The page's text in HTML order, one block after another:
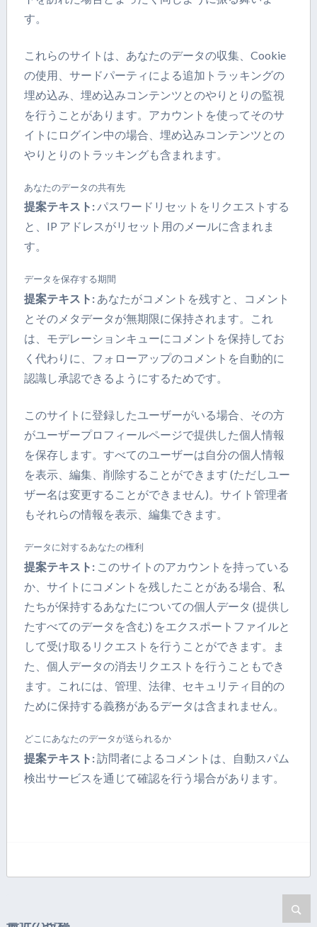
す。
これらのサイトは、あなたのデータの収集、Cookie
の使用、サードパーティによる追加トラッキングの
埋め込み、埋め込みコンテンツとのやりとりの監視
を行うことがあります。アカウントを使ってそのサ
イトにログイン中の場合、埋め込みコンテンツとの
やりとりのトラッキングも含まれます。
あなたのデータの共有先
提案テキスト:パスワードリセットをリクエストする
と、IP アドレスがリセット用のメールに含まれま
す。
データを保存する期間
提案テキスト: あなたがコメントを残すと、コメント
とそのメタデータが無期限に保持されます。これ
は、モデレーションキューにコメントを保持してお
く代わりに、フォローアップのコメントを自動的に
認識し承認できるようにするためです。
このサイトに登録したユーザーがいる場合、その方
がユーザープロフィールページで提供した個人情報
を保存します。すべてのユーザーは自分の個人情報
を表示、編集、削除することができます (ただしユー
ザー名は変更することができません)。サイト管理者
もそれらの情報を表示、編集できます。
データに対するあなたの権利
提案テキスト: このサイトのアカウントを持っている
か、サイトにコメントを残したことがある場合、私
たちが保持するあなたについての個人データ (提供し
たすべてのデータを含む) をエクスポートファイルと
して受け取るリクエストを行うことができます。ま
た、個人データの消去リクエストを行うこともでき
ます。これには、管理、法律、セキュリティ目的の
ために保持する義務があるデータは含まれません。
どこにあなたのデータが送られるか
提案テキスト:訪問者によるコメントは、自動スパム
検出サービスを通じて確認を行う場合があります。